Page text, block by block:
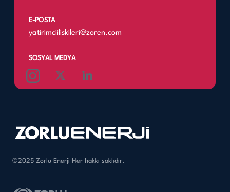
E-POSTA
yatirimciiliskileri@zoren.com
SOSYAL MEDYA
©2025 Zorlu Enerji Her hakkı saklıdır.